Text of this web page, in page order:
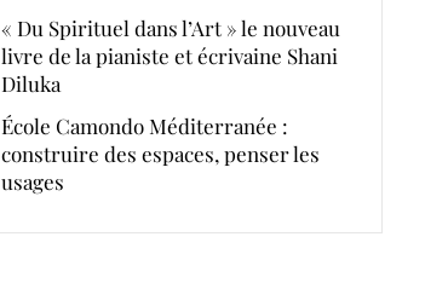
« Du Spirituel dans l’Art » le nouveau
livre de la pianiste et écrivaine Shani
Diluka
École Camondo Méditerranée :
construire des espaces, penser les
usages